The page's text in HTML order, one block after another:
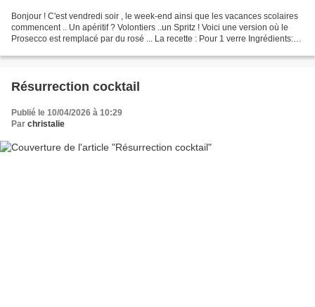
Bonjour ! C'est vendredi soir , le week-end ainsi que les vacances scolaires
commencent .. Un apéritif ? Volontiers ..un Spritz ! Voici une version où le
Prosecco est remplacé par du rosé ... La recette : Pour 1 verre Ingrédients:
Résurrection cocktail
Publié le 10/04/2026 à 10:29
Par christalie